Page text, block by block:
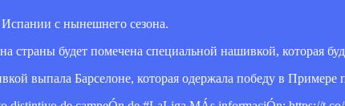
с нынешнего сезона.
страны будет помечена специальной нашивкой, которая
выпала Барселоне, которая одержала победу в Примере